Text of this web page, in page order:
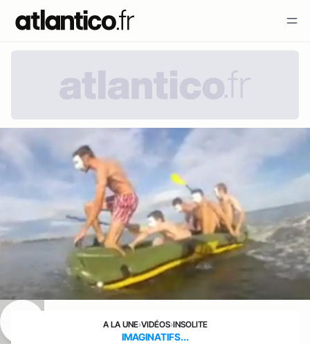
A LA UNE›VIDÉOS›INSOLITE
IMAGINATIFS...